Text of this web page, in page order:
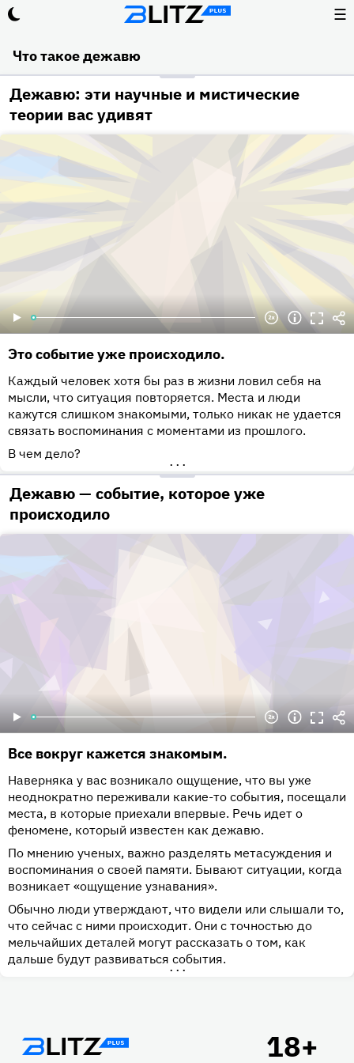
☰
Что такое дежавю
Дежавю: эти научные и мистические
теории вас удивят
Это событие уже происходило.
Каждый человек хотя бы раз в жизни ловил себя на
мысли, что ситуация повторяется. Места и люди
кажутся слишком знакомыми, только никак не удается
связать воспоминания с моментами из прошлого.
В чем дело?
•••
Дежавю — событие, которое уже
происходило
Все вокруг кажется знакомым.
Наверняка у вас возникало ощущение, что вы уже
неоднократно переживали какие-то события, посещали
места, в которые приехали впервые. Речь идет о
феномене, который известен как дежавю.
По мнению ученых, важно разделять метасуждения и
воспоминания о своей памяти. Бывают ситуации, когда
возникает «ощущение узнавания».
Обычно люди утверждают, что видели или слышали то,
что сейчас с ними происходит. Они с точностью до
мельчайших деталей могут рассказать о том, как
дальше будут развиваться события.
•••
Подвал